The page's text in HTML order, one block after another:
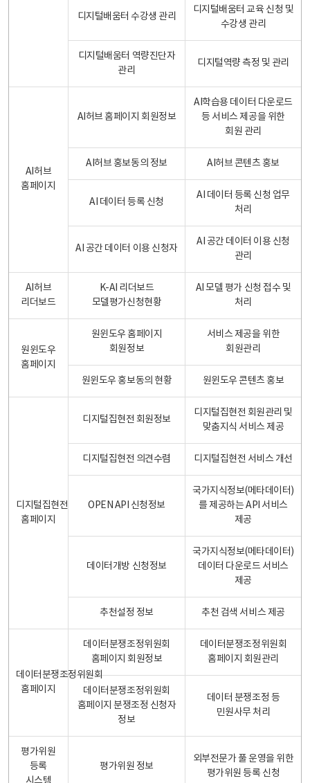
디지털배움터 수강생 관리
디지털배움터 교육 신청 및
수강생 관리
디지털배움터 역량진단자
관리
디지털역량 측정 및 관리
AI허브
홈페이지
AI허브 홈페이지 회원정보
AI학습용 데이터 다운로드
등 서비스 제공을 위한
회원 관리
AI허브 홍보동의 정보 AI허브 콘텐츠 홍보
AI 데이터 등록 신청
AI 데이터 등록 신청 업무
처리
AI 공간 데이터 이용 신청자
AI 공간 데이터 이용 신청
관리
AI허브
리더보드
K-AI 리더보드
모델평가신청현황
AI 모델 평가 신청 접수 및
처리
원윈도우
홈페이지
원윈도우 홈페이지
회원정보
서비스 제공을 위한
회원관리
원윈도우 홍보동의 현황 원윈도우 콘텐츠 홍보
디지털집현전
홈페이지
디지털집현전 회원정보
디지털집현전 회원관리 및
맞춤지식 서비스 제공
디지털집현전 의견수렴 디지털집현전 서비스 개선
OPEN API 신청정보
국가지식정보(메타데이터)
를 제공하는 API 서비스
제공
데이터개방 신청정보
국가지식정보(메타데이터)
데이터 다운로드 서비스
제공
추천설정 정보 추천 검색 서비스 제공
데이터분쟁조정위원회
홈페이지
데이터분쟁조정위원회
홈페이지 회원정보
데이터분쟁조정위원회
홈페이지 회원관리
데이터분쟁조정위원회
홈페이지 분쟁조정 신청자
정보
데이터 분쟁조정 등
민원사무 처리
평가위원
등록
평가위원 정보
외부전문가 풀 운영을 위한
평가위원 등록 신청